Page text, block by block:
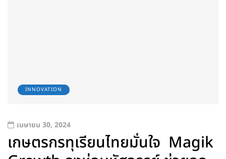
INNOVATION
เมษายน 30, 2024
เกษตรกรทุเรียนไทยมั่นใจ Magik